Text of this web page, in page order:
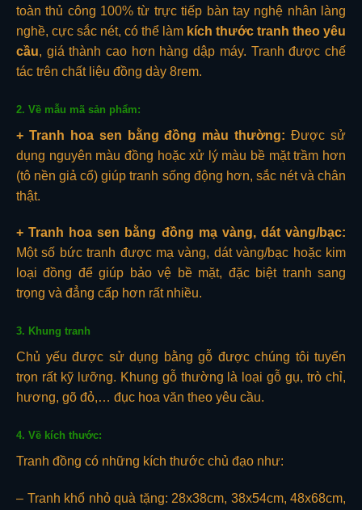
toàn thủ công 100% từ trực tiếp bàn tay nghệ nhân làng
nghề, cực sắc nét, có thể làm kích thước tranh theo yêu
cầu, giá thành cao hơn hàng dập máy. Tranh được chế
tác trên chất liệu đồng dày 8rem.
2. Về mẫu mã sản phẩm:
+ Tranh hoa sen bằng đồng màu thường: Được sử
dụng nguyên màu đồng hoặc xử lý màu bề mặt trầm hơn
(tô nền giả cổ) giúp tranh sống động hơn, sắc nét và chân
thật.
+ Tranh hoa sen bằng đồng mạ vàng, dát vàng/bạc:
Một số bức tranh được mạ vàng, dát vàng/bạc hoặc kim
loại đồng để giúp bảo vệ bề mặt, đặc biệt tranh sang
trọng và đẳng cấp hơn rất nhiều.
3. Khung tranh
Chủ yếu được sử dụng bằng gỗ được chúng tôi tuyển
trọn rất kỹ lưỡng. Khung gỗ thường là loại gỗ gụ, trò chỉ,
hương, gõ đỏ,… đục hoa văn theo yêu cầu.
4. Về kích thước:
Tranh đồng có những kích thước chủ đạo như:
– Tranh khổ nhỏ quà tặng: 28x38cm, 38x54cm, 48x68cm,